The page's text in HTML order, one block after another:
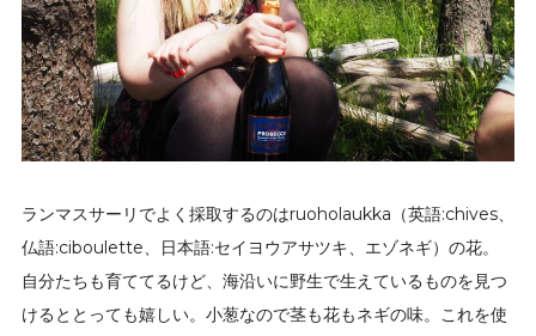
ランマスサーリでよく採取するのはruoholaukka（英語:chives、
仏語:ciboulette、日本語:セイヨウアサツキ、エゾネギ）の花。
自分たちも育ててるけど、海沿いに野生で生えているものを見つ
けるととっても嬉しい。小葱なので茎も花もネギの味。これを使